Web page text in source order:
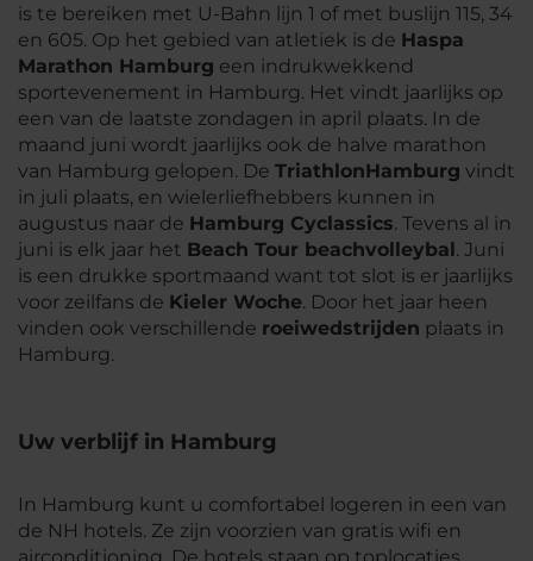
is te bereiken met U-Bahn lijn 1 of met buslijn 115, 34
en 605. Op het gebied van atletiek is de Haspa
Marathon Hamburg een indrukwekkend
sportevenement in Hamburg. Het vindt jaarlijks op
een van de laatste zondagen in april plaats. In de
maand juni wordt jaarlijks ook de halve marathon
van Hamburg gelopen. De TriathlonHamburg vindt
in juli plaats, en wielerliefhebbers kunnen in
augustus naar de Hamburg Cyclassics. Tevens al in
juni is elk jaar het Beach Tour beachvolleybal. Juni
is een drukke sportmaand want tot slot is er jaarlijks
voor zeilfans de Kieler Woche. Door het jaar heen
vinden ook verschillende roeiwedstrijden plaats in
Hamburg.
Uw verblijf in Hamburg
In Hamburg kunt u comfortabel logeren in een van
de NH hotels. Ze zijn voorzien van gratis wifi en